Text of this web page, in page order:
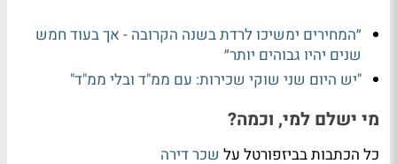
״המחירים ימשיכו לרדת בשנה הקרובה - אך בעוד חמש
שנים יהיו גבוהים יותר״
"יש היום שני שוקי שכירות: עם ממ"ד ובלי ממ"ד"
מי ישלם למי, וכמה?
כל הכתבות בביזפורטל על שכר דירה